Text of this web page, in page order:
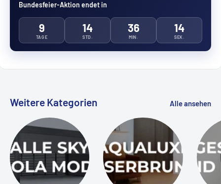
Bundesfeier-Aktion endet in
9
TAGE
14
STD.
36
MIN.
13
SEK.
Weitere Kategorien Alle ansehen